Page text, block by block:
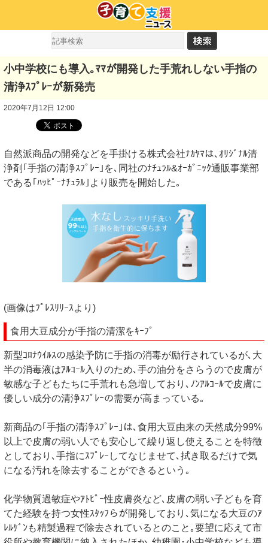
小中学校にも導入｡ﾏﾏが開発した手荒れしない手指の
清浄ｽﾌﾟﾚｰが新発売
2020年7月12日 12:00
自然派商品の開発などを手掛ける株式会社ﾅｶﾔﾏは､ｵﾘｼﾞﾅﾙ清
浄剤｢手指の清浄ｽﾌﾟﾚｰ｣を､同社のﾅﾁｭﾗﾙ&ｵｰｶﾞﾆｯｸ通販事業部
である｢ﾊｯﾋﾟｰﾅﾁｭﾗﾙ｣より販売を開始した｡
(画像はﾌﾟﾚｽﾘﾘｰｽより)
食用大豆成分が手指の清潔をｷｰﾌﾟ
新型ｺﾛﾅｳｲﾙｽの感染予防に手指の消毒が励行されているが､大
半の消毒液はｱﾙｺｰﾙ入りのため､手の油分をさらうので皮膚が
敏感な子どもたちに手荒れも急増しており､ﾉﾝｱﾙｺｰﾙで皮膚に
優しい成分の清浄ｽﾌﾟﾚｰの需要が高まっている｡
新商品の｢手指の清浄ｽﾌﾟﾚｰ｣は､食用大豆由来の天然成分99%
以上で皮膚の弱い人でも安心して繰り返し使えることを特徴
としており､手指にｽﾌﾟﾚｰしてなじませて､拭き取るだけで気
になる汚れを除去することができるという｡
化学物質過敏症やｱﾄﾋﾟｰ性皮膚炎など､皮膚の弱い子どもを育
てた経験を持つ女性ｽﾀｯﾌらが開発しており､気になる大豆のｱ
ﾚﾙｹﾞﾝも精製過程で除去されているとのこと｡要望に応えて市